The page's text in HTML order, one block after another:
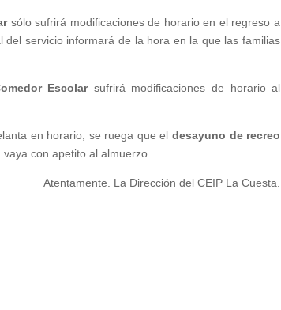
sólo sufrirá modificaciones de horario en el regreso a
servicio informará de la hora en la que las familias
Escolarsufrirá modificaciones de horario al
en horario, se ruega que el desayuno de recreo
con apetito al almuerzo.
Atentamente. La Dirección del CEIP La Cuesta.